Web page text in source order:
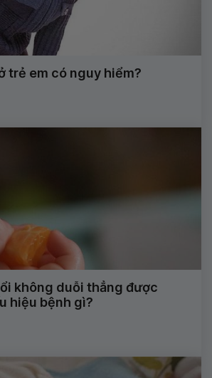
trẻ em có nguy hiểm?
không duỗi thẳng được
hiệu bệnh gì?